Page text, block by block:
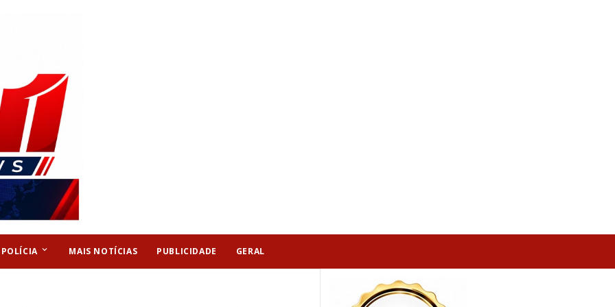
POLÍCIA keyboard_arrow_down MAIS NOTÍCIAS PUBLICIDADE GERAL